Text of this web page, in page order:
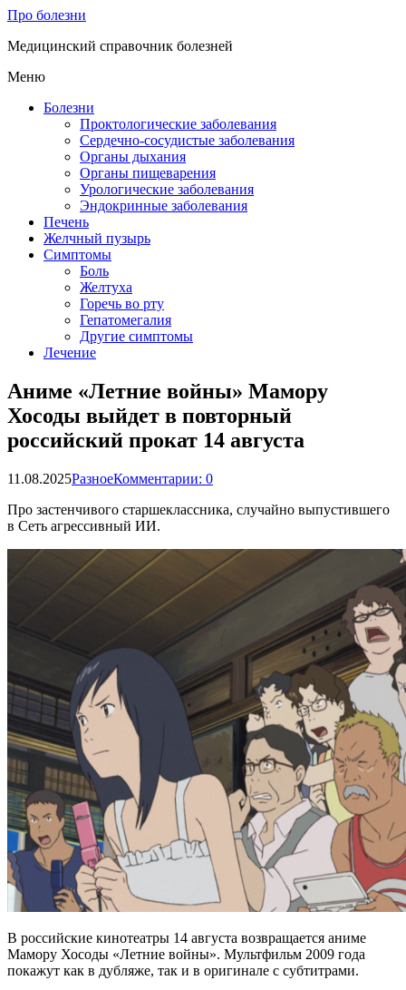
Про болезни
Медицинский справочник болезней
Меню
Болезни
Проктологические заболевания
Сердечно-сосудистые заболевания
Органы дыхания
Органы пищеварения
Урологические заболевания
Эндокринные заболевания
Печень
Желчный пузырь
Симптомы
Боль
Желтуха
Горечь во рту
Гепатомегалия
Другие симптомы
Лечение
Аниме «Летние войны» Мамору
Хосоды выйдет в повторный
российский прокат 14 августа
11.08.2025РазноеКомментарии: 0
Про застенчивого старшеклассника, случайно выпустившего
в Сеть агрессивный ИИ.
В российские кинотеатры 14 августа возвращается аниме
Мамору Хосоды «Летние войны». Мультфильм 2009 года
покажут как в дубляже, так и в оригинале с субтитрами.